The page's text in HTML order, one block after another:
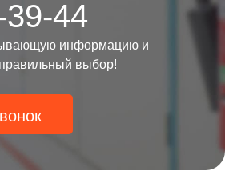
44
информацию и
выбор!